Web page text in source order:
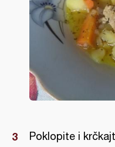
Poklopite i